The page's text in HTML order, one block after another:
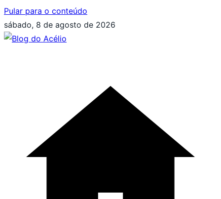
Pular para o conteúdo
sábado, 8 de agosto de 2026